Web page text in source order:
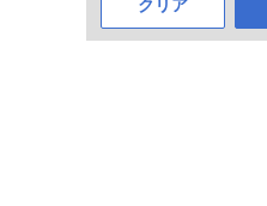
クリア